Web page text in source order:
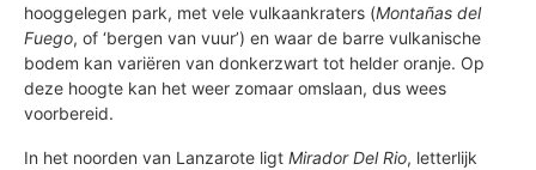
hooggelegen park, met vele vulkaankraters (Montañas del
Fuego, of ‘bergen van vuur’) en waar de barre vulkanische
bodem kan variëren van donkerzwart tot helder oranje. Op
deze hoogte kan het weer zomaar omslaan, dus wees
voorbereid.
In het noorden van Lanzarote ligt Mirador Del Rio, letterlijk